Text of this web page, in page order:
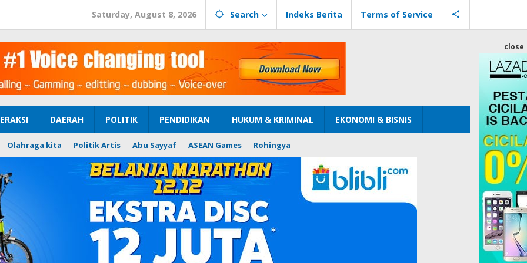
Saturday, August 8, 2026 Search Indeks Berita Terms of Service
DAERAH POLITIK PENDIDIKAN HUKUM & KRIMINAL EKONOMI & BISNIS
Olahraga kita Politik Artis Abu Sayyaf ASEAN Games Rohingya
close